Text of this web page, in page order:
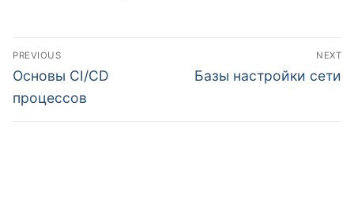
Post
navigation
PREVIOUS
Previous
post:
Основы CI/CD
процессов
NEXT
Next
Базы настройки сети